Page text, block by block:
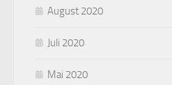
August 2020
Juli 2020
Mai 2020